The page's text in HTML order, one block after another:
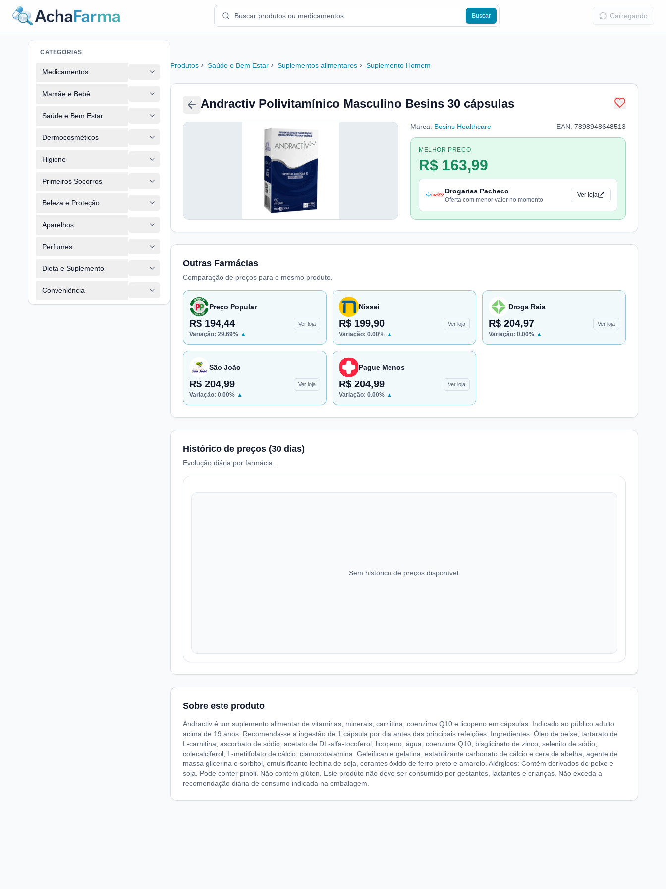
Buscar Carregando
CATEGORIAS
Medicamentos
Mamãe e Bebê
Saúde e Bem Estar
Dermocosméticos
Higiene
Primeiros Socorros
Beleza e Proteção
Aparelhos
Perfumes
Dieta e Suplemento
Conveniência
Produtos Saúde e Bem Estar Suplementos alimentares Suplemento Homem
Andractiv Polivitamínico Masculino Besins 30 cápsulas
Marca: Besins Healthcare EAN: 7898948648513
MELHOR PREÇO
R$ 163,99
Drogarias Pacheco
Oferta com menor valor no momento
Ver loja
Outras Farmácias
Comparação de preços para o mesmo produto.
Preço Popular
R$ 194,44 Ver loja
Variação: 29.69% ▲
Nissei
R$ 199,90 Ver loja
Variação: 0.00% ▲
Droga Raia
R$ 204,97 Ver loja
Variação: 0.00% ▲
São João
R$ 204,99 Ver loja
Variação: 0.00% ▲
Pague Menos
R$ 204,99 Ver loja
Variação: 0.00% ▲
Histórico de preços (30 dias)
Evolução diária por farmácia.
Sem histórico de preços disponível.
Sobre este produto
Andractiv é um suplemento alimentar de vitaminas, minerais, carnitina, coenzima Q10 e licopeno em cápsulas. Indicado ao público adulto
acima de 19 anos. Recomenda-se a ingestão de 1 cápsula por dia antes das principais refeições. Ingredientes: Óleo de peixe, tartarato de
L-carnitina, ascorbato de sódio, acetato de DL-alfa-tocoferol, licopeno, água, coenzima Q10, bisglicinato de zinco, selenito de sódio,
colecalciferol, L-metilfolato de cálcio, cianocobalamina. Geleificante gelatina, estabilizante carbonato de cálcio e cera de abelha, agente de
massa glicerina e sorbitol, emulsificante lecitina de soja, corantes óxido de ferro preto e amarelo. Alérgicos: Contém derivados de peixe e
soja. Pode conter pinoli. Não contém glúten. Este produto não deve ser consumido por gestantes, lactantes e crianças. Não exceda a
recomendação diária de consumo indicada na embalagem.